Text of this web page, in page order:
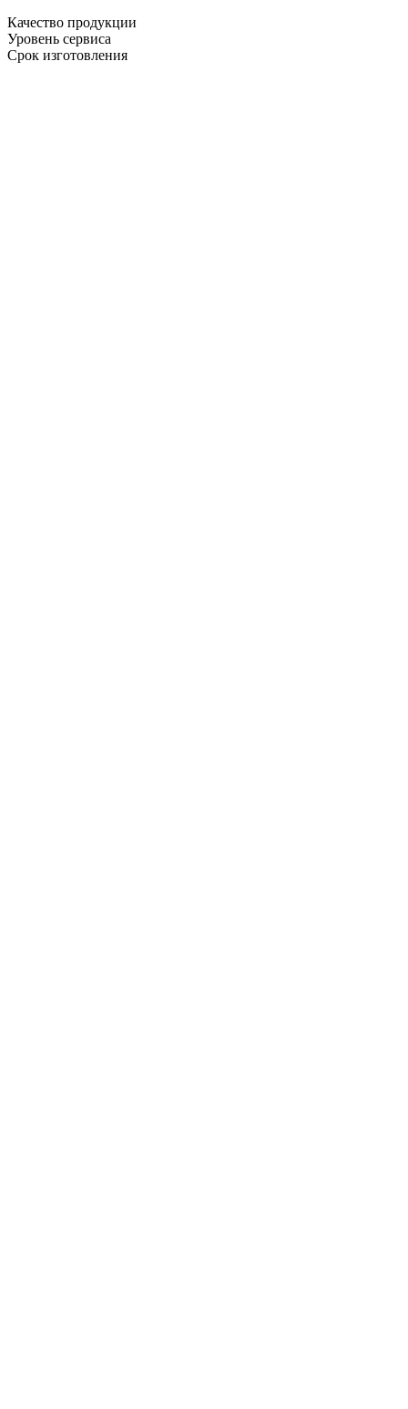
Качество продукции
Уровень сервиса
Срок изготовления